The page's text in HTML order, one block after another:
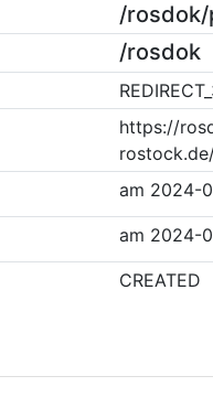
/
/rosdok
https://
am 2024-
am 2024-
CREATED